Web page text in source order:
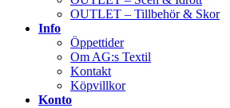
OUTLET – Tillbehör & Skor
Info
Öppettider
Om AG:s Textil
Kontakt
Köpvillkor
Konto